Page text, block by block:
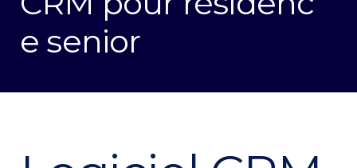
e senior